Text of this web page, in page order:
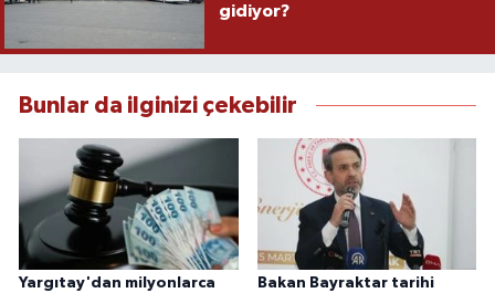
gidiyor?
Bunlar da ilginizi çekebilir
Yargıtay'dan milyonlarca
Bakan Bayraktar tarihi